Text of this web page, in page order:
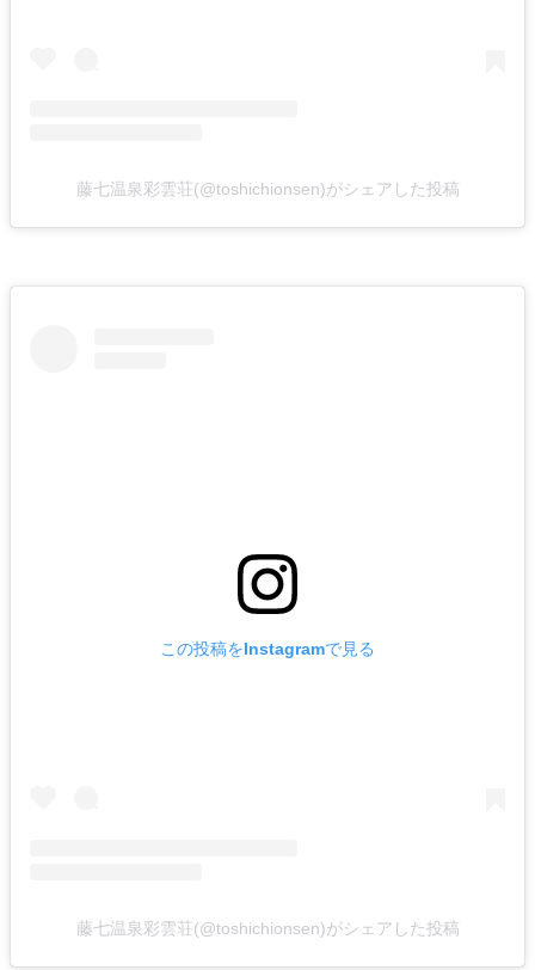
藤七温泉彩雲荘(@toshichionsen)がシェアした投稿
この投稿をInstagramで見る
藤七温泉彩雲荘(@toshichionsen)がシェアした投稿